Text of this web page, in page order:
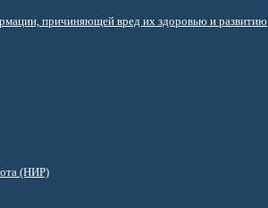
причиняющей вред их здоровью и развитию
(НИР)